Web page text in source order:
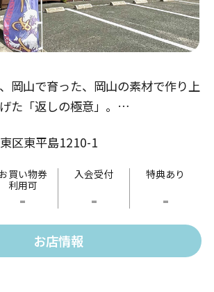
岡山で育った、岡山の素材で作り上
げた「返しの極意」。
リ・牡蠣出汁の３重奏。
備前味噌」赤味噌、麦味噌をブレン
粕出汁で仕上げた熟成仕込み。
取醤油」のうどん返しをベースに、
牡蠣出汁で仕上げた珠玉の極意。
区東平島1210-1
お買い物券
利用可
-
入会受付
-
特典あり
-
お店情報